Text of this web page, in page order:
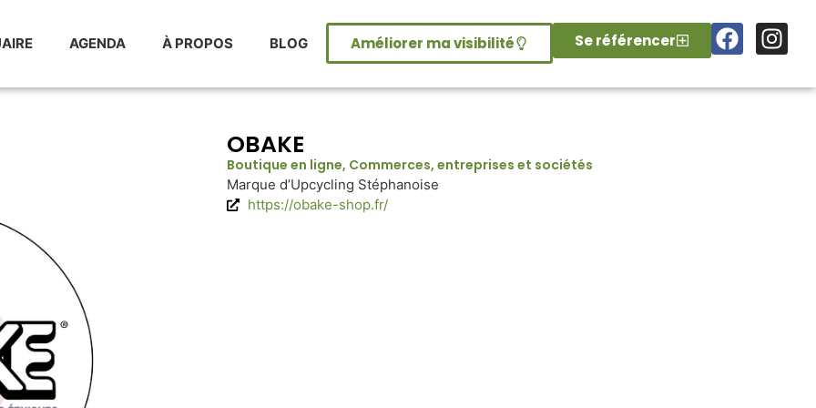
AGENDA À PROPOS BLOG Améliorer ma visibilité Se référencer
OBAKE
Boutique en ligne, Commerces, entreprises et sociétés
Marque d’Upcycling Stéphanoise
https://obake-shop.fr/